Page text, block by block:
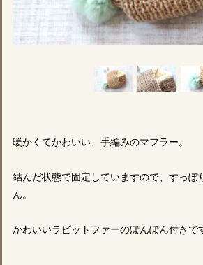
暖かくてかわいい、手編みのマフラー。
結んだ状態で固定していますので、すっぽ
ん。
かわいいラビットファーのぽんぽん付きで